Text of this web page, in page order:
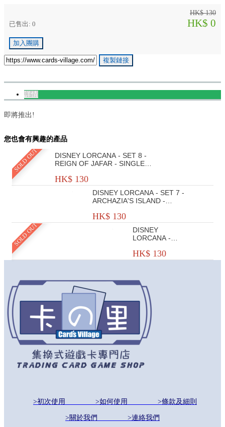
HK$ 130
已售出: 0 HK$ 0
加入團購
複製鏈接
詳情
即將推出!
您也會有興趣的產品
SOLD OUT
DISNEY LORCANA - SET 8 -
REIGN OF JAFAR - SINGLE
BRUNO
HK$ 130
DISNEY LORCANA - SET 7 -
ARCHAZIA'S ISLAND -
INVENTIVE PAIR
HK$ 130
SOLD OUT
DISNEY
LORCANA -
ARCHAZIA'S
ISLAND -
FEATHERED
AND FEARED
HK$ 130
>初次使用 >如何使用 >條款及細則
>關於我們 >連絡我們